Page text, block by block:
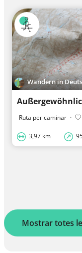
Wandern in
Ruta per caminar ·
3,97 km
Mostrar totes